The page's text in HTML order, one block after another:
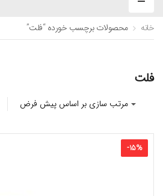
خانه محصولات برچسب خورده “فلت”
فلت
-15%